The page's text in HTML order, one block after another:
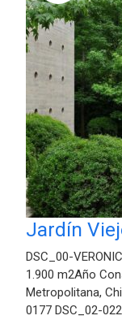
Jardín
DSC_00-
1.900 m2Año
Metropolitana,
0177 DSC_02-